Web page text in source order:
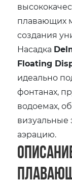
плавающих
создания
Насадка
Floating
идеально
фонтанах,
водоемах,
аэрацию.